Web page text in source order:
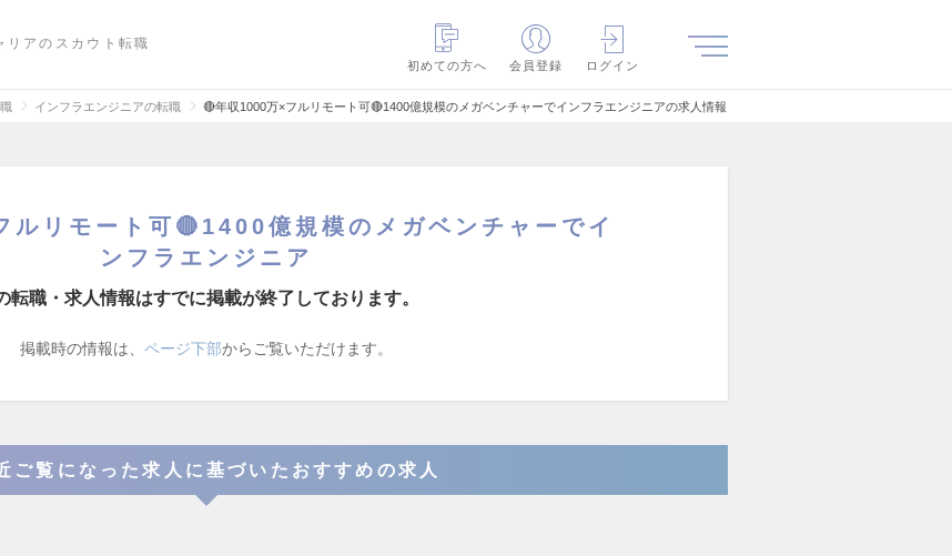
リアのスカウト転職
初めての方へ
会員登録 ログイン
インフラエンジニアの転職 🔴年収1000万×フルリモート可🔴1400億規模のメガベンチャーでインフラエンジニアの求人情報
リモート可🔴1400億規模のメガベンチャーでイ
ンフラエンジニア
転職・求人情報はすでに掲載が終了しております。
掲載時の情報は、 ページ下部からご覧いただけます。
ご覧になった求人に基づいたおすすめの求人